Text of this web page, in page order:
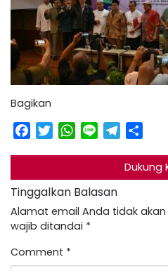
Bagikan
Facebook
TwitterWhatsApp
Line Telegram
Dukung
Tinggalkan Balasan
Alamat email Anda tidak akan
wajib ditandai *
Comment *